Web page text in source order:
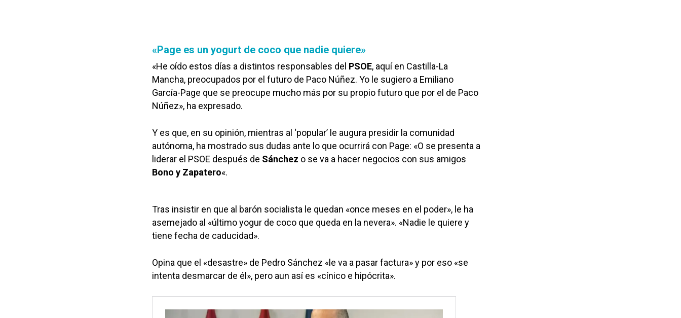
«Page es un yogurt de coco que nadie quiere»
«He oído estos días a distintos responsables del PSOE, aquí en Castilla-La
Mancha, preocupados por el futuro de Paco Núñez. Yo le sugiero a Emiliano
García-Page que se preocupe mucho más por su propio futuro que por el de Paco
Núñez», ha expresado.
Y es que, en su opinión, mientras al ‘popular’ le augura presidir la comunidad
autónoma, ha mostrado sus dudas ante lo que ocurrirá con Page: «O se presenta a
liderar el PSOE después de Sánchez o se va a hacer negocios con sus amigos
Bono y Zapatero«.
Tras insistir en que al barón socialista le quedan «once meses en el poder», le ha
asemejado al «último yogur de coco que queda en la nevera». «Nadie le quiere y
tiene fecha de caducidad».
Opina que el «desastre» de Pedro Sánchez «le va a pasar factura» y por eso «se
intenta desmarcar de él», pero aun así es «cínico e hipócrita».